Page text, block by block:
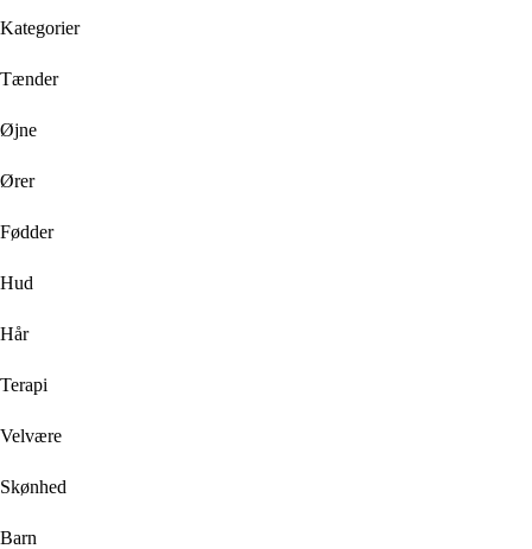
Kategorier
Tænder
Øjne
Ører
Fødder
Hud
Hår
Terapi
Velvære
Skønhed
Barn